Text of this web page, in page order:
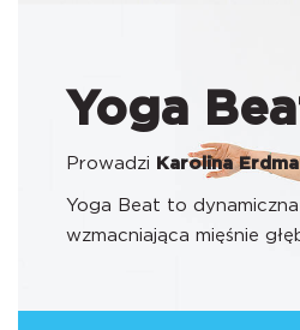
Yoga
Prowadzi Karolina
Yoga Beat to
wzmacniająca mięśnie